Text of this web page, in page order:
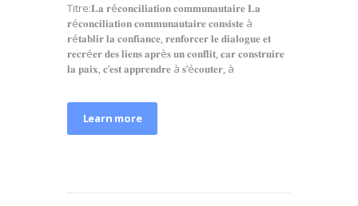
Titre:𝐋𝐚 𝐫é𝐜𝐨𝐧𝐜𝐢𝐥𝐢𝐚𝐭𝐢𝐨𝐧 𝐜𝐨𝐦𝐦𝐮𝐧𝐚𝐮𝐭𝐚𝐢𝐫𝐞 𝐋𝐚
𝐫é𝐜𝐨𝐧𝐜𝐢𝐥𝐢𝐚𝐭𝐢𝐨𝐧 𝐜𝐨𝐦𝐦𝐮𝐧𝐚𝐮𝐭𝐚𝐢𝐫𝐞 𝐜𝐨𝐧𝐬𝐢𝐬𝐭𝐞 à
𝐫é𝐭𝐚𝐛𝐥𝐢𝐫 𝐥𝐚 𝐜𝐨𝐧𝐟𝐢𝐚𝐧𝐜𝐞, 𝐫𝐞𝐧𝐟𝐨𝐫𝐜𝐞𝐫 𝐥𝐞 𝐝𝐢𝐚𝐥𝐨𝐠𝐮𝐞 𝐞𝐭
𝐫𝐞𝐜𝐫é𝐞𝐫 𝐝𝐞𝐬 𝐥𝐢𝐞𝐧𝐬 𝐚𝐩𝐫è𝐬 𝐮𝐧 𝐜𝐨𝐧𝐟𝐥𝐢𝐭, 𝐜𝐚𝐫 𝐜𝐨𝐧𝐬𝐭𝐫𝐮𝐢𝐫𝐞
𝐥𝐚 𝐩𝐚𝐢𝐱, 𝐜’𝐞𝐬𝐭 𝐚𝐩𝐩𝐫𝐞𝐧𝐝𝐫𝐞 à 𝐬’é𝐜𝐨𝐮𝐭𝐞𝐫, à
Learn more